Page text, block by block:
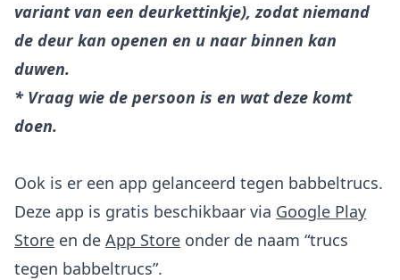
variant van een deurkettinkje), zodat niemand
de deur kan openen en u naar binnen kan
duwen.
* Vraag wie de persoon is en wat deze komt
doen.
Ook is er een app gelanceerd tegen babbeltrucs.
Deze app is gratis beschikbaar via Google Play
Store en de App Store onder de naam “trucs
tegen babbeltrucs”.